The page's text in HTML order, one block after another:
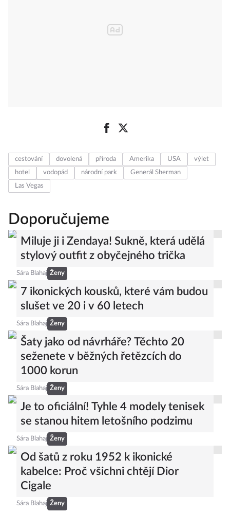
cestování dovolená příroda Amerika USA
výlet
hotel
vodopád národní park
Generál Sherman
Las Vegas
Doporučujeme
Miluje ji i Zendaya! Sukně, která udělá
stylový outfit z obyčejného trička
Sára Blahaj Ženy
7 ikonických kousků, které vám budou
slušet ve 20 i v 60 letech
Sára Blahaj Ženy
Šaty jako od návrháře? Těchto 20
seženete v běžných řetězcích do
1000 korun
Sára Blahaj Ženy
Je to oficiální! Tyhle 4 modely tenisek
se stanou hitem letošního podzimu
Sára Blahaj Ženy
Od šatů z roku 1952 k ikonické
kabelce: Proč všichni chtějí Dior
Cigale
Sára Blahaj Ženy